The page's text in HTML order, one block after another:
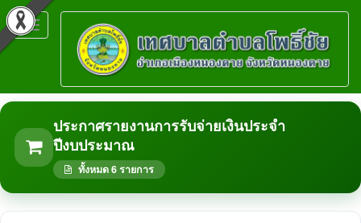
Toggle
navigation
ประกาศรายงานการรับจ่ายเงินประจำ
ปีงบประมาณ
ทั้งหมด 6 รายการ